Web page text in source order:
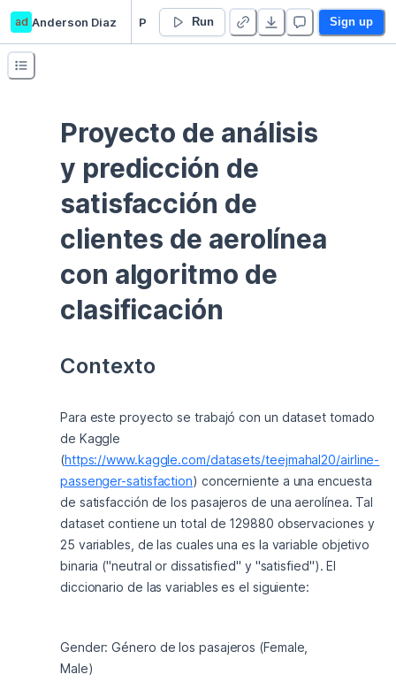
ad Anderson Diaz Run Sign up
Proyecto de análisis
y predicción de
satisfacción de
clientes de aerolínea
con algoritmo de
clasificación
Contexto
Para este proyecto se trabajó con un dataset tomado
de Kaggle
(https://www.kaggle.com/datasets/teejmahal20/airline-
passenger-satisfaction) concerniente a una encuesta
de satisfacción de los pasajeros de una aerolínea. Tal
dataset contiene un total de 129880 observaciones y
25 variables, de las cuales una es la variable objetivo
binaria ("neutral or dissatisfied" y "satisfied"). El
diccionario de las variables es el siguiente:
Gender: Género de los pasajeros (Female,
Male)